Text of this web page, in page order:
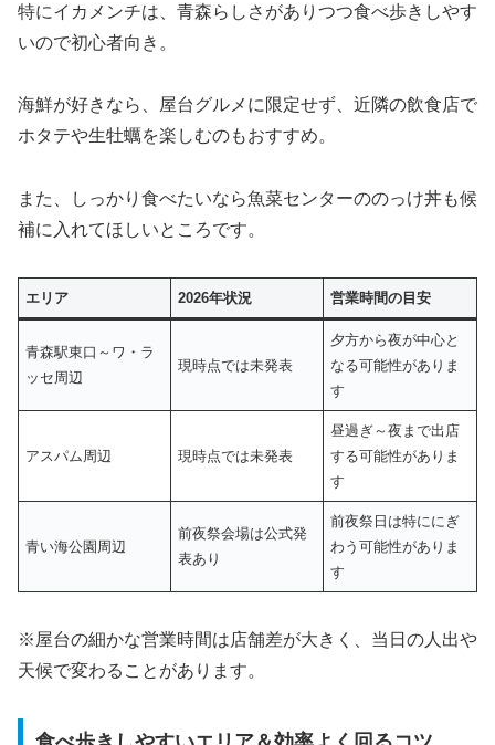
特にイカメンチは、青森らしさがありつつ食べ歩きしやす
いので初心者向き。
海鮮が好きなら、屋台グルメに限定せず、近隣の飲食店で
ホタテや生牡蠣を楽しむのもおすすめ。
また、しっかり食べたいなら魚菜センターののっけ丼も候
補に入れてほしいところです。
エリア 2026年状況 営業時間の目安
青森駅東口～ワ・ラ
ッセ周辺
現時点では未発表
夕方から夜が中心と
なる可能性がありま
す
アスパム周辺 現時点では未発表
昼過ぎ～夜まで出店
する可能性がありま
す
青い海公園周辺
前夜祭会場は公式発
表あり
前夜祭日は特ににぎ
わう可能性がありま
す
※屋台の細かな営業時間は店舗差が大きく、当日の人出や
天候で変わることがあります。